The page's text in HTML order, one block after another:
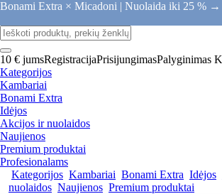
Bonami Extra × Micadoni | Nuolaida iki 25 % →
10 € jumsRegistracijaPrisijungimasPalyginimas
Kategorijos
Kambariai
Bonami Extra
Idėjos
Akcijos ir nuolaidos
Naujienos
Premium produktai
Profesionalams
Kategorijos Kambariai Bonami Extra Idėjos
nuolaidos Naujienos Premium produktai